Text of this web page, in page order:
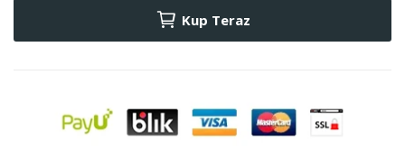
Kup Teraz